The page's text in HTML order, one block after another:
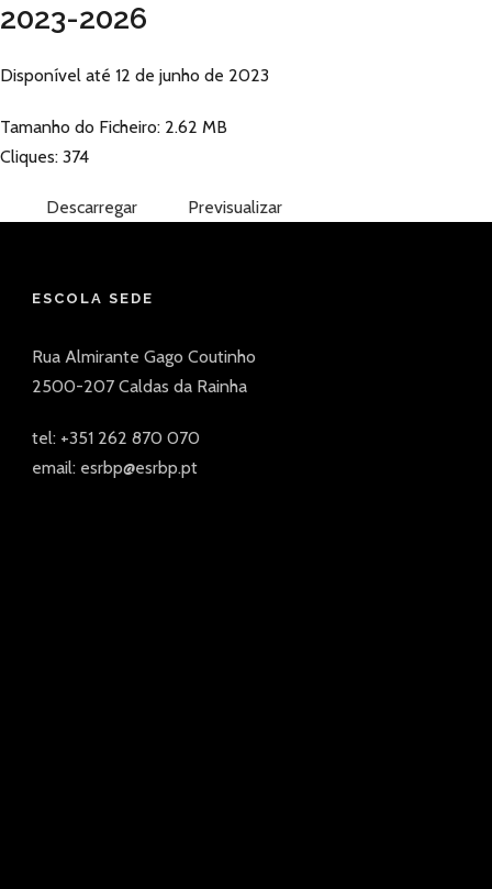
2023-2026
Disponível até 12 de junho de 2023
Tamanho do Ficheiro: 2.62 MB
Cliques: 374
Descarregar Previsualizar
ESCOLA SEDE
Rua Almirante Gago Coutinho
2500-207 Caldas da Rainha
tel: +351 262 870 070
email: esrbp@esrbp.pt